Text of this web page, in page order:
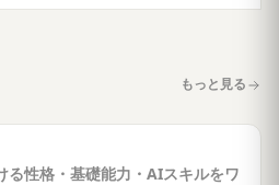
もっと見る
る性格・基礎能力・AIスキルをワ